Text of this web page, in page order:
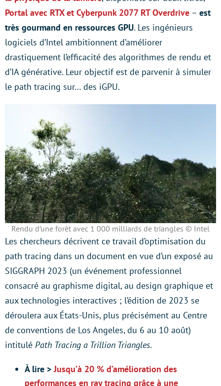
Portal avec RTX et Cyberpunk 2077 RT Overdrive – est
très gourmand en ressources GPU. Les ingénieurs
logiciels d’Intel ambitionnent d’améliorer
drastiquement l’efficacité des algorithmes de rendu et
d’IA générative. Leur objectif est de parvenir à simuler
le path tracing sur… des iGPU.
Rendu d’une forêt avec 1 000 milliards de triangles © Intel
Les chercheurs décrivent ce travail d’optimisation du
path tracing dans un document en vue d’un exposé au
SIGGRAPH 2023 (un événement professionnel
consacré au graphisme digital, au design graphique et
aux technologies interactives ; l’édition de 2023 se
déroulera aux États-Unis, plus précisément au Centre
de conventions de Los Angeles, du 6 au 10 août)
intitulé Path Tracing a Trillion Triangles.
À lire >Jusqu’à 20 % d’amélioration des
performances en ray tracing grâce à une